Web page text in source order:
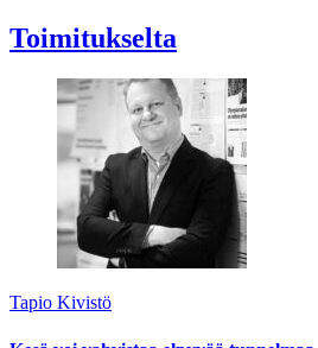
Toimitukselta
Tapio Kivistö